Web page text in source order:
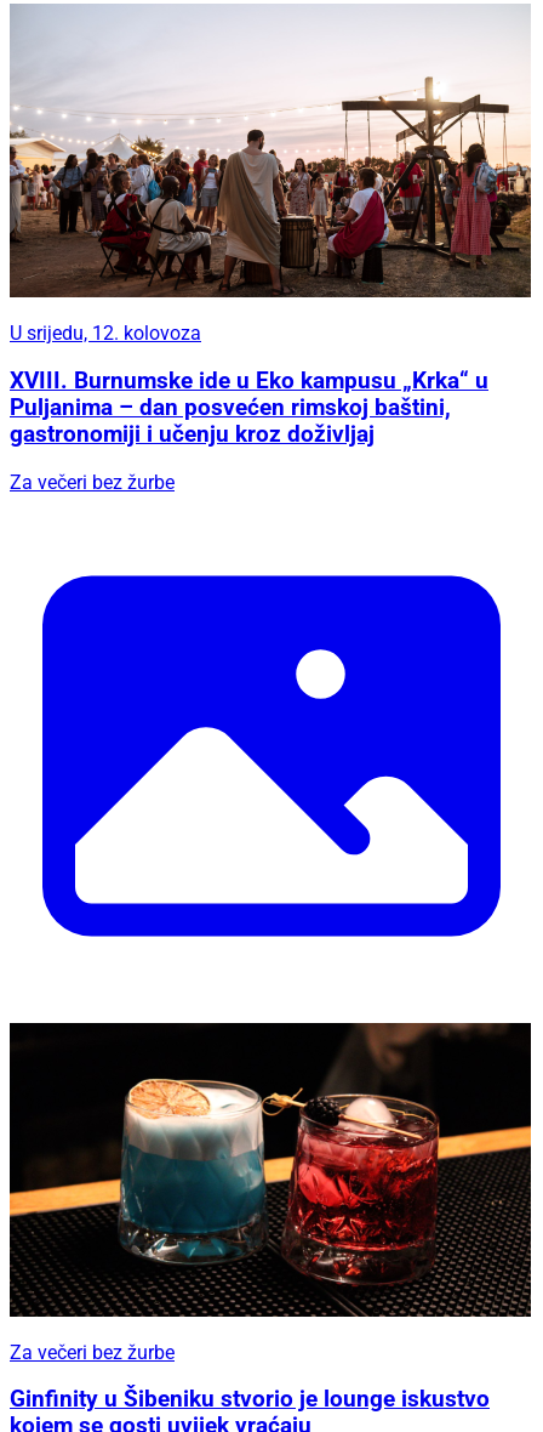
U srijedu, 12. kolovoza
XVIII. Burnumske ide u Eko kampusu „Krka“ u
Puljanima – dan posvećen rimskoj baštini,
gastronomiji i učenju kroz doživljaj
Za večeri bez žurbe
Za večeri bez žurbe
Ginfinity u Šibeniku stvorio je lounge iskustvo
kojem se gosti uvijek vraćaju